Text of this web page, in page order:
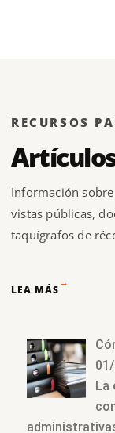
RECURSOS
Información
vistas públicas,
taquígrafos de
LEA MÁS
→
La